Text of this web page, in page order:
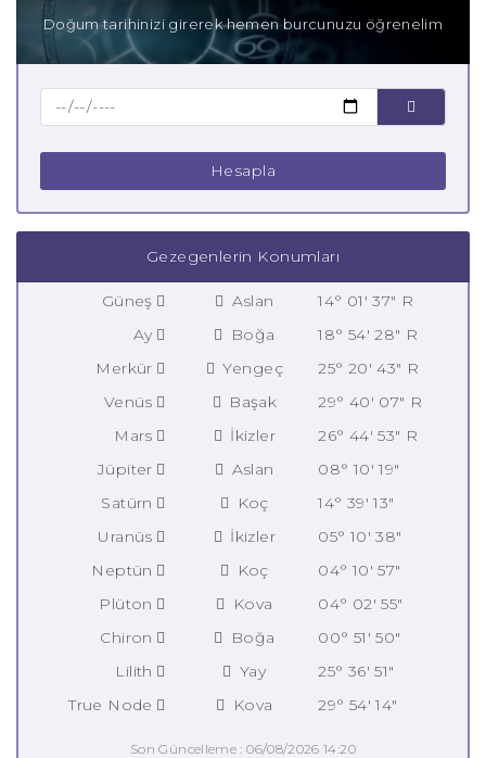
Doğum tarihinizi girerek hemen burcunuzu öğrenelim
Hesapla
Gezegenlerin Konumları
Güneş Aslan
14° 01' 37" R
Ay
Boğa
18° 54' 28" R
Merkür
Yengeç
25° 20' 43" R
Venüs
Başak
29° 40' 07" R
Mars
İkizler
26° 44' 53" R
Jüpiter
Aslan
08° 10' 19"
Satürn
Koç
14° 39' 13"
Uranüs
İkizler
05° 10' 38"
Neptün
Koç
04° 10' 57"
Plüton
Kova
04° 02' 55"
Chiron
Boğa
00° 51' 50"
Lilith
Yay
25° 36' 51"
True Node
Kova 29° 54' 14"
Son Güncelleme : 06/08/2026 14:20